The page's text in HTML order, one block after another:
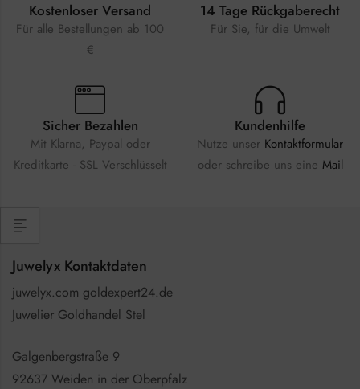
Kostenloser Versand
Für alle Bestellungen ab 100
€
14 Tage Rückgaberecht
Für Sie, für die Umwelt
Sicher Bezahlen
Mit Klarna, Paypal oder
Kreditkarte - SSL Verschlüsselt
Kundenhilfe
Nutze unser Kontaktformular
oder schreibe uns eine Mail
Juwelyx Kontaktdaten
juwelyx.com goldexpert24.de
Juwelier Goldhandel Stel
Galgenbergstraße 9
92637 Weiden in der Oberpfalz